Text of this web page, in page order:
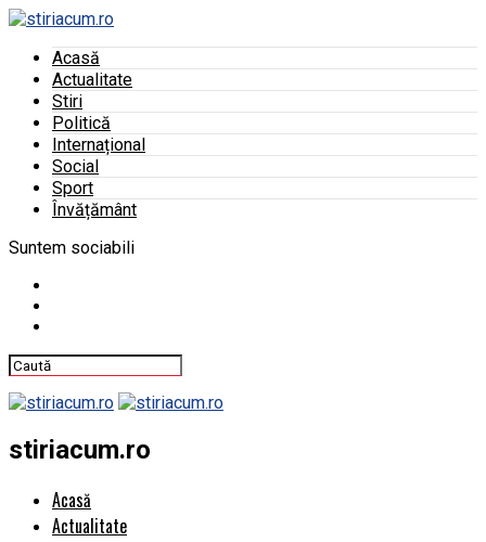
Acasă
Actualitate
Stiri
Politică
Internațional
Social
Sport
Învățământ
Suntem sociabili
stiriacum.ro
Acasă
Actualitate